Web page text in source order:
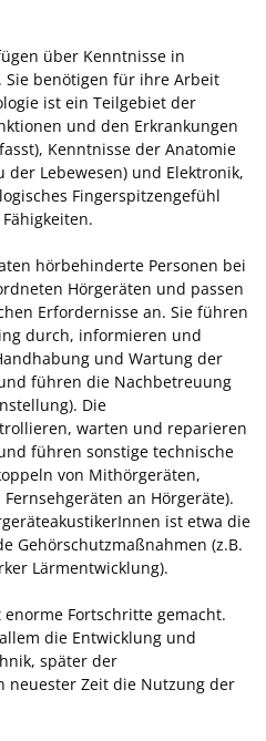
über Kenntnisse in
benötigen für ihre Arbeit
ist ein Teilgebiet der
und den Erkrankungen
Kenntnisse der Anatomie
der Lebewesen) und Elektronik,
Fingerspitzengefühl
hörbehinderte Personen bei
Hörgeräten und passen
Erfordernisse an. Sie führen
durch, informieren und
und Wartung der
führen die Nachbetreuung
Die
warten und reparieren
führen sonstige technische
von Mithörgeräten,
an Hörgeräte).
ist etwa die
Gehörschutzmaßnahmen (z.B.
Lärmentwicklung).
Fortschritte gemacht.
die Entwicklung und
später der
neuester Zeit die Nutzung der